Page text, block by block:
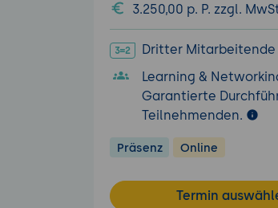
3.250,00 p. P. zzgl.
Dritter
Learning &
Garantierte
Teilnehmenden.
Präsenz Online
Termin